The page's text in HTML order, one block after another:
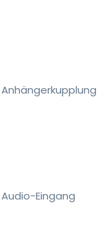
Anhängerkupplung
Audio-Eingang